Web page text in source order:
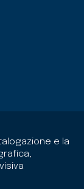
e la